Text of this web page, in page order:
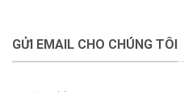
GỬI EMAIL CHO CHÚNG TÔI